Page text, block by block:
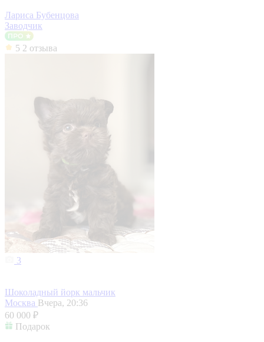
Лариса Бубенцова
Заводчик
5 2 отзыва
3
Шоколадный йорк мальчик
Москва Вчера, 20:36
60 000 ₽
Подарок